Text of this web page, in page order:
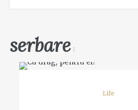
serbare1
Life